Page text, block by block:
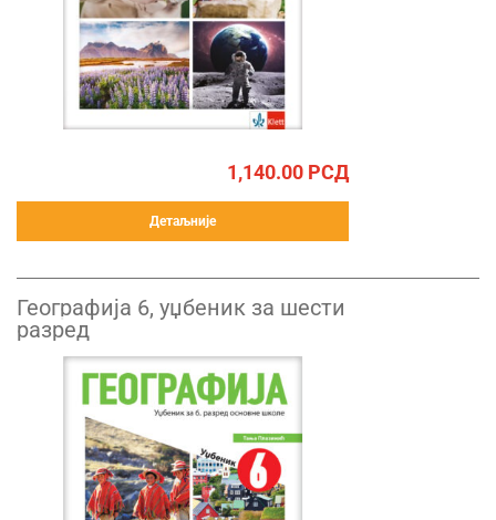
1,140.00 РСД
Детаљније
Географија 6, уџбеник за шести
разред